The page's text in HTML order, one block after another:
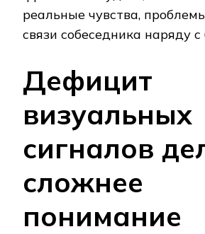
реальные чувства,
связи собеседника наряду
Дефицит
визуальных
сигналов
сложнее
понимание